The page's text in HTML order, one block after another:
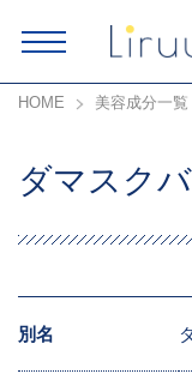
HOME 美容成分一覧
ダマスク
別名